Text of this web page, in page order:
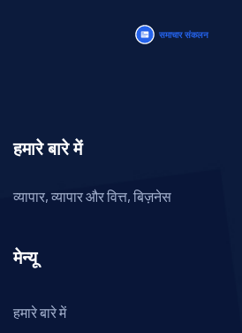
हमारे बारे में
व्यापार, व्यापार और वित्त, बिज़नेस
मेन्यू
हमारे बारे में